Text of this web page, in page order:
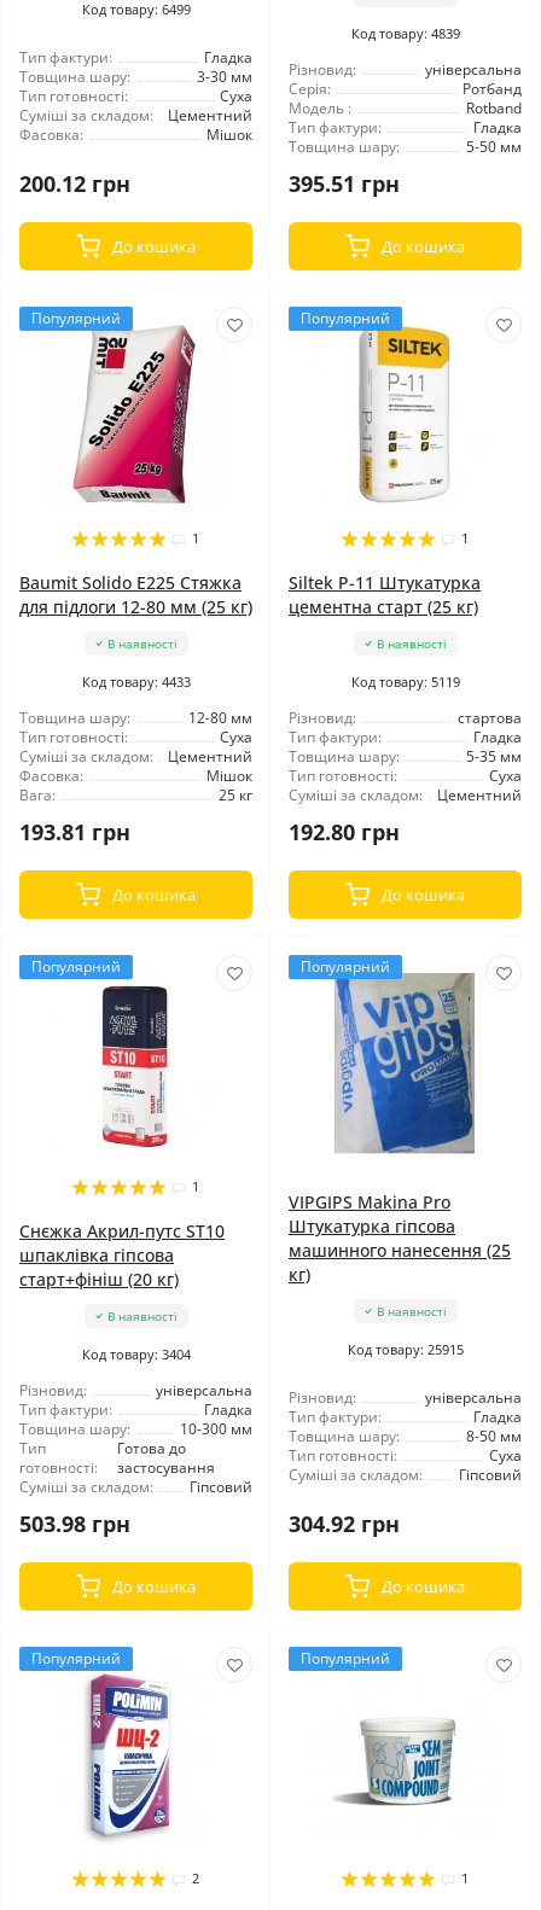
Код товару: 6499
Тип фактури:
Гладка
Товщина шару:
3-30 мм
Тип готовності:
Суха
Суміші за складом:
Цементний
Фасовка:
Мішок
200.12 грн
До кошика
Код товару: 4839
Різновид:
універсальна
Серія:
Ротбанд
Модель :
Rotband
Тип фактури:
Гладка
Товщина шару:
5-50 мм
395.51 грн
До кошика
Популярний
1
Baumit Solido E225 Стяжка
для підлоги 12-80 мм (25 кг)
В наявності
Код товару: 4433
Товщина шару:
12-80 мм
Тип готовності:
Суха
Суміші за складом:
Цементний
Фасовка:
Мішок
Вага:
25 кг
193.81 грн
До кошика
Популярний
1
Siltek P-11 Штукатурка
цементна старт (25 кг)
В наявності
Код товару: 5119
Різновид:
стартова
Тип фактури:
Гладка
Товщина шару:
5-35 мм
Тип готовності:
Суха
Суміші за складом:
Цементний
192.80 грн
До кошика
Популярний
1
Снєжка Акрил-путс ST10
шпаклівка гіпсова
старт+фініш (20 кг)
В наявності
Код товару: 3404
Різновид:
універсальна
Тип фактури:
Гладка
Товщина шару:
10-300 мм
Тип
готовності:
Готова до
застосування
Суміші за складом:
Гіпсовий
503.98 грн
До кошика
Популярний
VIPGIPS Makina Pro
Штукатурка гіпсова
машинного нанесення (25
кг)
В наявності
Код товару: 25915
Різновид:
універсальна
Тип фактури:
Гладка
Товщина шару:
8-50 мм
Тип готовності:
Суха
Суміші за складом:
Гіпсовий
304.92 грн
До кошика
Популярний
2
Популярний
1